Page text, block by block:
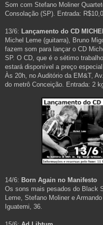
Som com Stefano Moliner
Consolação (SP). Entrada:
13/6: Lançamento do CD
Michel Leme (guitarra), Bruno
fazem som para lançar o CD
SP. O CD, que é o sétimo
estará disponível a preço
Às 20h, no Auditório da EM&T,
do metrô Conceição. Entrada: 2
14/6: Born Again no Manifesto
Os sons mais pesados do Black
Leme, Stefano Moliner e
Iguatemi, 36.